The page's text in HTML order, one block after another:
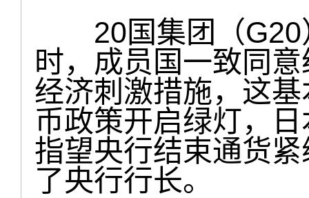
20国集团（G20
时，成员国一致同
经济刺激措施，这
币政策开启绿灯，
指望央行结束通货
了央行行长。